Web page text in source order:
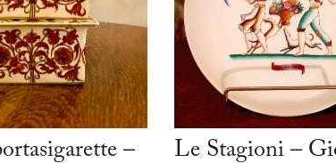
–
Le Stagioni –